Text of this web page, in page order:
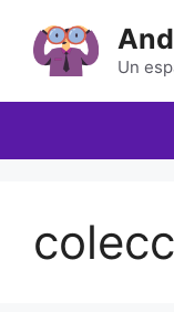
contenido
Un